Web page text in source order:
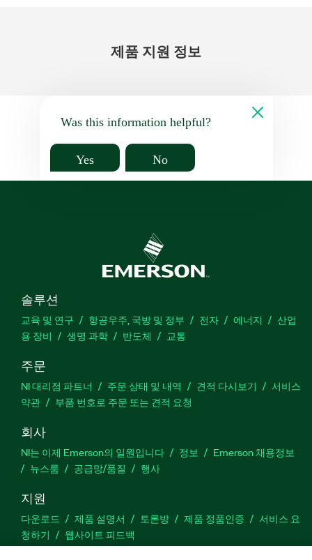
제품 지원 정보
Was this information helpful?
Yes No
솔루션
교육 및 연구 항공우주, 국방 및 정부 전자 에너지
산업
용 장비
생명 과학 반도체 교통
주문
NI 대리점 파트너 주문 상태 및 내역 견적 다시보기
서비스
약관
부품 번호로 주문 또는 견적 요청
회사
NI는 이제 Emerson의 일원입니다 정보
Emerson 채용정보
뉴스룸
공급망/품질 행사
지원
다운로드 제품 설명서 토론방 제품 정품인증
서비스 요
청하기
웹사이트 피드백